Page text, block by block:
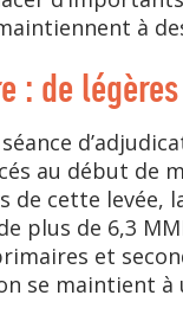
à
: de
au début de
de cette levée,
plus de 6,3
et
se maintient